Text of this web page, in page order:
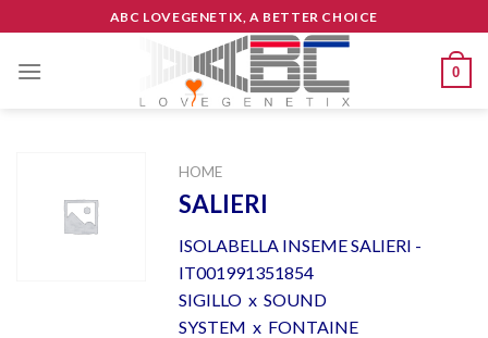
to
content
ABC LOVEGENETIX, A BETTER CHOICE
0
HOME
SALIERI
ISOLABELLA INSEME SALIERI -
IT001991351854
SIGILLO x SOUND
SYSTEM x FONTAINE